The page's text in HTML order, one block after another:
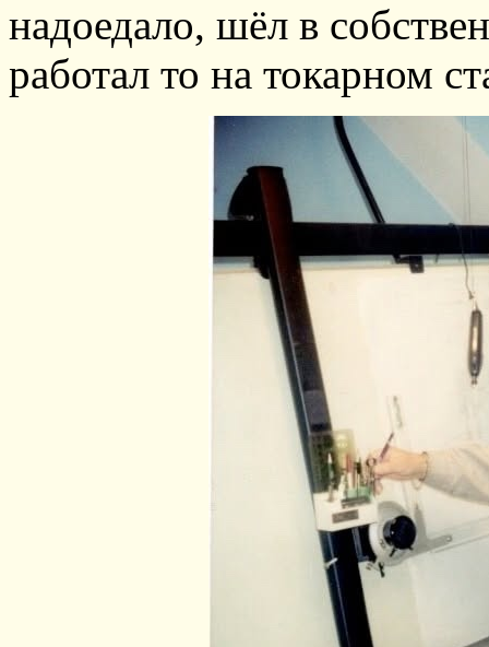
надоедало, шёл в
работал то на токарном